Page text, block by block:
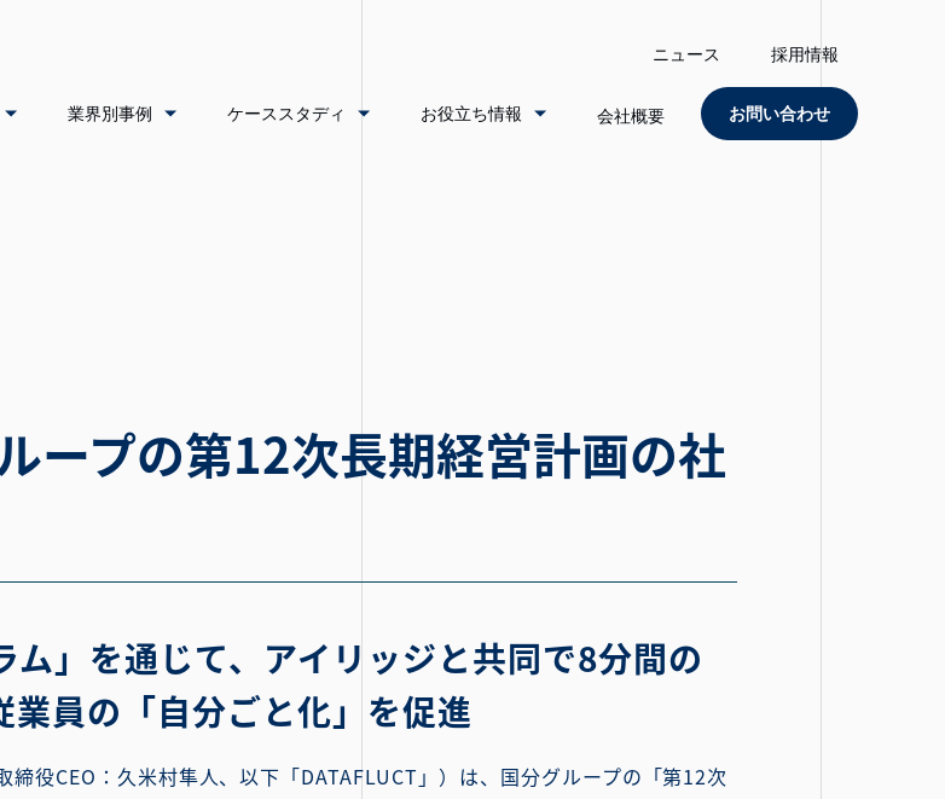
ニュース 採用情報
業界別事例 ケーススタディ お役立ち情報 会社概要 お問い合わせ
ープの第12次長期経営計画の社
ム」を通じて、アイリッジと共同で8分間の
員の「自分ごと化」を促進
役CEO：久米村隼人、以下「DATAFLUCT」）は、国分グループの「第12次